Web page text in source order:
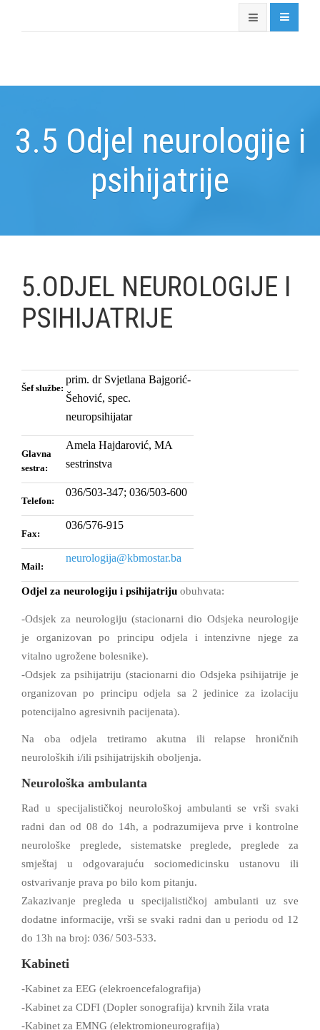
3.5 Odjel neurologije i
psihijatrije
5.ODJEL NEUROLOGIJE I
PSIHIJATRIJE
Šef službe:
prim. dr Svjetlana Bajgorić-
Šehović, spec.
neuropsihijatar
Glavna
sestra:
Amela Hajdarović, MA
sestrinstva
Telefon:
036/503-347; 036/503-600
Fax:
036/576-915
Mail:
neurologija@kbmostar.ba
Odjel za neurologiju i psihijatriju obuhvata:
-Odsjek za neurologiju (stacionarni dio Odsjeka neurologije
je organizovan po principu odjela i intenzivne njege za
vitalno ugrožene bolesnike).
-Odsjek za psihijatriju (stacionarni dio Odsjeka psihijatrije je
organizovan po principu odjela sa 2 jedinice za izolaciju
potencijalno agresivnih pacijenata).
Na oba odjela tretiramo akutna ili relapse hroničnih
neuroloških i/ili psihijatrijskih oboljenja.
Neurološka ambulanta
Rad u specijalističkoj neurološkoj ambulanti se vrši svaki
radni dan od 08 do 14h, a podrazumijeva prve i kontrolne
neurološke preglede, sistematske preglede, preglede za
smještaj u odgovarajuću sociomedicinsku ustanovu ili
ostvarivanje prava po bilo kom pitanju.
Zakazivanje pregleda u specijalističkoj ambulanti uz sve
dodatne informacije, vrši se svaki radni dan u periodu od 12
do 13h na broj: 036/ 503-533.
Kabineti
-Kabinet za EEG (elekroencefalografija)
-Kabinet za CDFI (Dopler sonografija) krvnih žila vrata
-Kabinet za EMNG (elektromioneurografija)